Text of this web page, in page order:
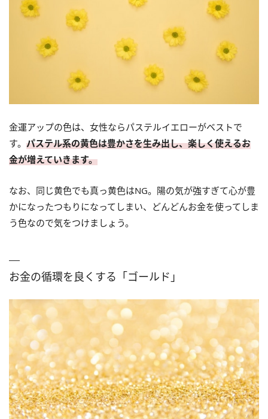
金運アップの色は、女性ならパステルイエローがベストで
す。 パステル系の黄色は豊かさを生み出し、楽しく使えるお
金が増えていきます。
なお、同じ黄色でも真っ黄色はNG。陽の気が強すぎて心が豊
かになったつもりになってしまい、どんどんお金を使ってしま
う色なので気をつけましょう。
お金の循環を良くする「ゴールド」